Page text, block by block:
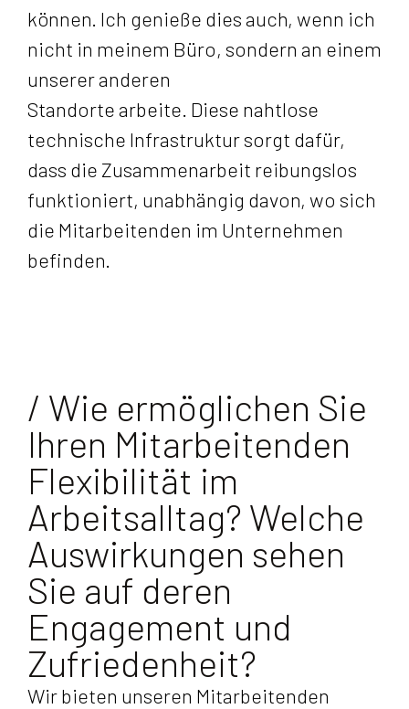
können. Ich genieße dies auch, wenn ich
nicht in meinem Büro, sondern an einem
unserer anderen
Standorte arbeite. Diese nahtlose
technische Infrastruktur sorgt dafür,
dass die Zusammenarbeit reibungslos
funktioniert, unabhängig davon, wo sich
die Mitarbeitenden im Unternehmen
befinden.
/ Wie ermöglichen Sie
Ihren Mitarbeitenden
Flexibilität im
Arbeitsalltag? Welche
Auswirkungen sehen
Sie auf deren
Engagement und
Zufriedenheit?
Wir bieten unseren Mitarbeitenden